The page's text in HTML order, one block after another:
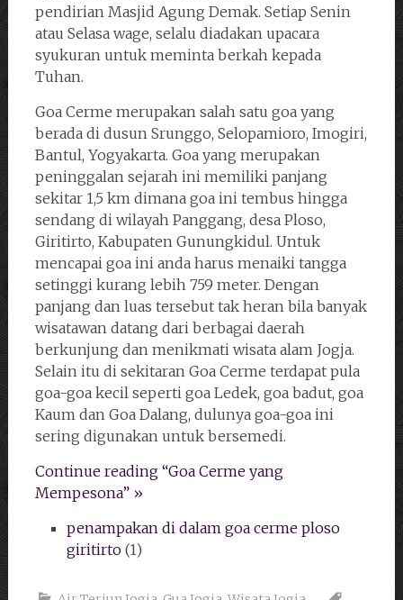
pendirian Masjid Agung Demak. Setiap Senin
atau Selasa wage, selalu diadakan upacara
syukuran untuk meminta berkah kepada
Tuhan.
Goa Cerme merupakan salah satu goa yang
berada di dusun Srunggo, Selopamioro, Imogiri,
Bantul, Yogyakarta. Goa yang merupakan
peninggalan sejarah ini memiliki panjang
sekitar 1,5 km dimana goa ini tembus hingga
sendang di wilayah Panggang, desa Ploso,
Giritirto, Kabupaten Gunungkidul. Untuk
mencapai goa ini anda harus menaiki tangga
setinggi kurang lebih 759 meter. Dengan
panjang dan luas tersebut tak heran bila banyak
wisatawan datang dari berbagai daerah
berkunjung dan menikmati wisata alam Jogja.
Selain itu di sekitaran Goa Cerme terdapat pula
goa-goa kecil seperti goa Ledek, goa badut, goa
Kaum dan Goa Dalang, dulunya goa-goa ini
sering digunakan untuk bersemedi.
Continue reading “Goa Cerme yang
Mempesona” »
penampakan di dalam goa cerme ploso
giritirto(1)